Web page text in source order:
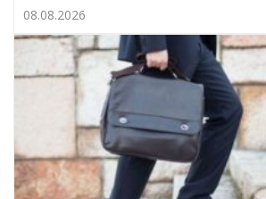
08.08.2026